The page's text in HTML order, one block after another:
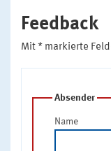
Feedback
Mit * markierte
Absender
Name